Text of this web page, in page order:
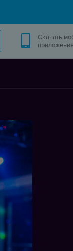
Скачать